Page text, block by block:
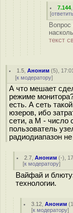
7.144
[
текст
1.5 ,Аноним (5),
[к модератору]
А что мешает
режиме
есть. А сеть
юзеров, ибо
сети, а M - число
пользователь
радиодиапазон
2.7 ,Аноним (-),
[к модератору]
Вайфай и
технологии.
3.12 ,Аноним (
[к модератору]